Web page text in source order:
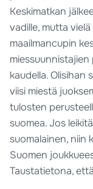
Keskimatkan
vadille, mutta
maailmancupin
kaudella. Olisihan
viisi miestä
tulosten
suomea. Jos
suomalainen, niin
Suomen
Taustatietona,